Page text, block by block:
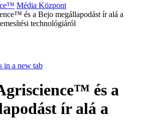
Média Központ
és a Bejo megállapodást ír alá a
technológiáról
in a new tab
és a
ír alá a